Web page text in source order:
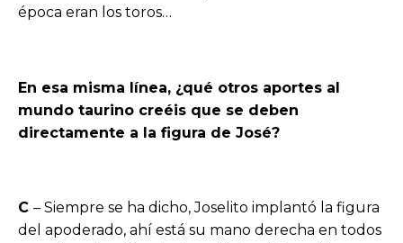
época eran los toros…
En esa misma línea, ¿qué otros aportes al
mundo taurino creéis que se deben
directamente a la figura de José?
C – Siempre se ha dicho, Joselito implantó la figura
del apoderado, ahí está su mano derecha en todos